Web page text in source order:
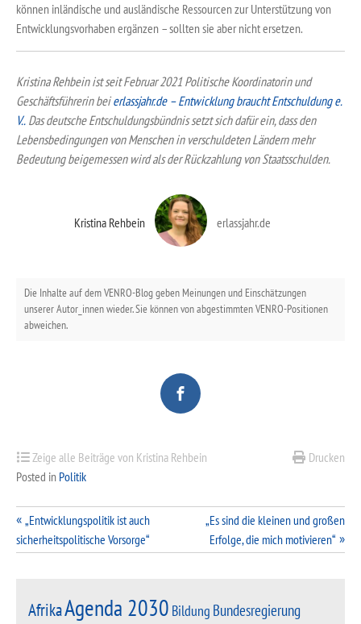
können inländische und ausländische Ressourcen zur Unterstützung von
Entwicklungsvorhaben ergänzen – sollten sie aber nicht ersetzen.
Kristina Rehbein ist seit Februar 2021 Politische Koordinatorin und
Geschäftsführerin beierlassjahr.de – Entwicklung braucht Entschuldung e.
V.. Das deutsche Entschuldungsbündnis setzt sich dafür ein, dass den
Lebensbedingungen von Menschen in verschuldeten Ländern mehr
Bedeutung beigemessen wird als der Rückzahlung von Staatsschulden.
Kristina Rehbein erlassjahr.de
Die Inhalte auf dem VENRO-Blog geben Meinungen und Einschätzungen
unserer Autor_innen wieder. Sie können von abgestimmten VENRO-Positionen
abweichen.
Drucken
Zeige alle Beiträge von Kristina Rehbein
Posted in Politik
Beitragsnavigation
„Entwicklungspolitik ist auch
sicherheitspolitische Vorsorge“
„Es sind die kleinen und großen
Erfolge, die mich motivieren“
AfrikaAgenda 2030 Bildung Bundesregierung